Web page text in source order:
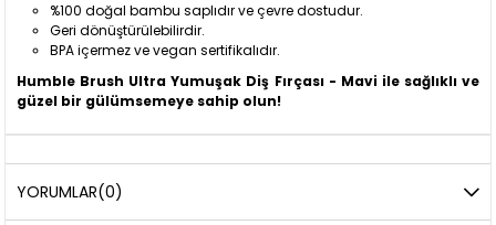
%100 doğal bambu saplıdır ve çevre dostudur.
Geri dönüştürülebilirdir.
BPA içermez ve vegan sertifikalıdır.
Humble Brush Ultra Yumuşak Diş Fırçası - Mavi ile sağlıklı ve
güzel bir gülümsemeye sahip olun!
YORUMLAR(0)